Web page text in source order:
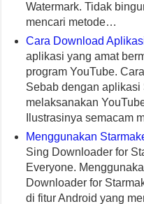
Watermark. Tidak
mencari metode…
Cara Download
aplikasi yang amat
program YouTube.
Sebab dengan
melaksanakan
Ilustrasinya semacam
Menggunakan
Sing Downloader for
Everyone.
Downloader for
di fitur Android yang